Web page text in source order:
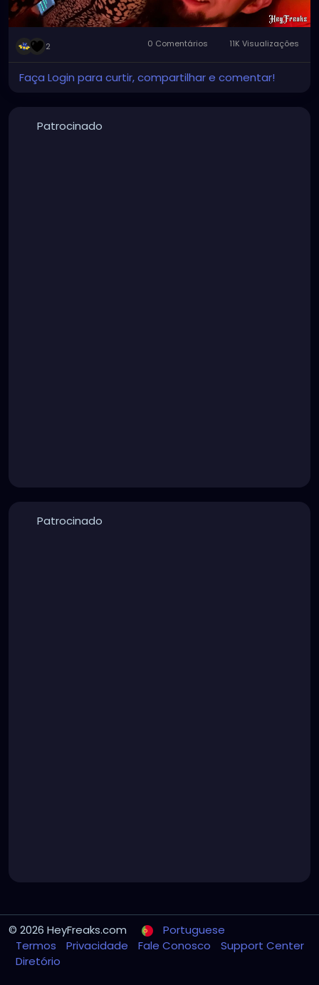
2 0 Comentários 11K Visualizações
Faça Login para curtir, compartilhar e comentar!
Patrocinado
Patrocinado
© 2026 HeyFreaks.com
Portuguese
Termos
Privacidade Fale Conosco
Support Center
Diretório